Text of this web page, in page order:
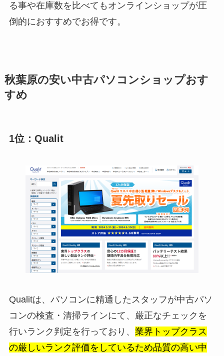
る事や在庫数を比べてもオンラインショップが圧
倒的におすすめでお得です。
秋葉原の安い中古パソコンショップおす
すめ
1位：Qualit
Qualitは、パソコンに精通したスタッフが中古パソ
コンの検査・清掃ラインにて、厳正なチェックを
行いランク判定を行っており、 業界トップクラス
の厳しいランク評価をしているため品質の高い中